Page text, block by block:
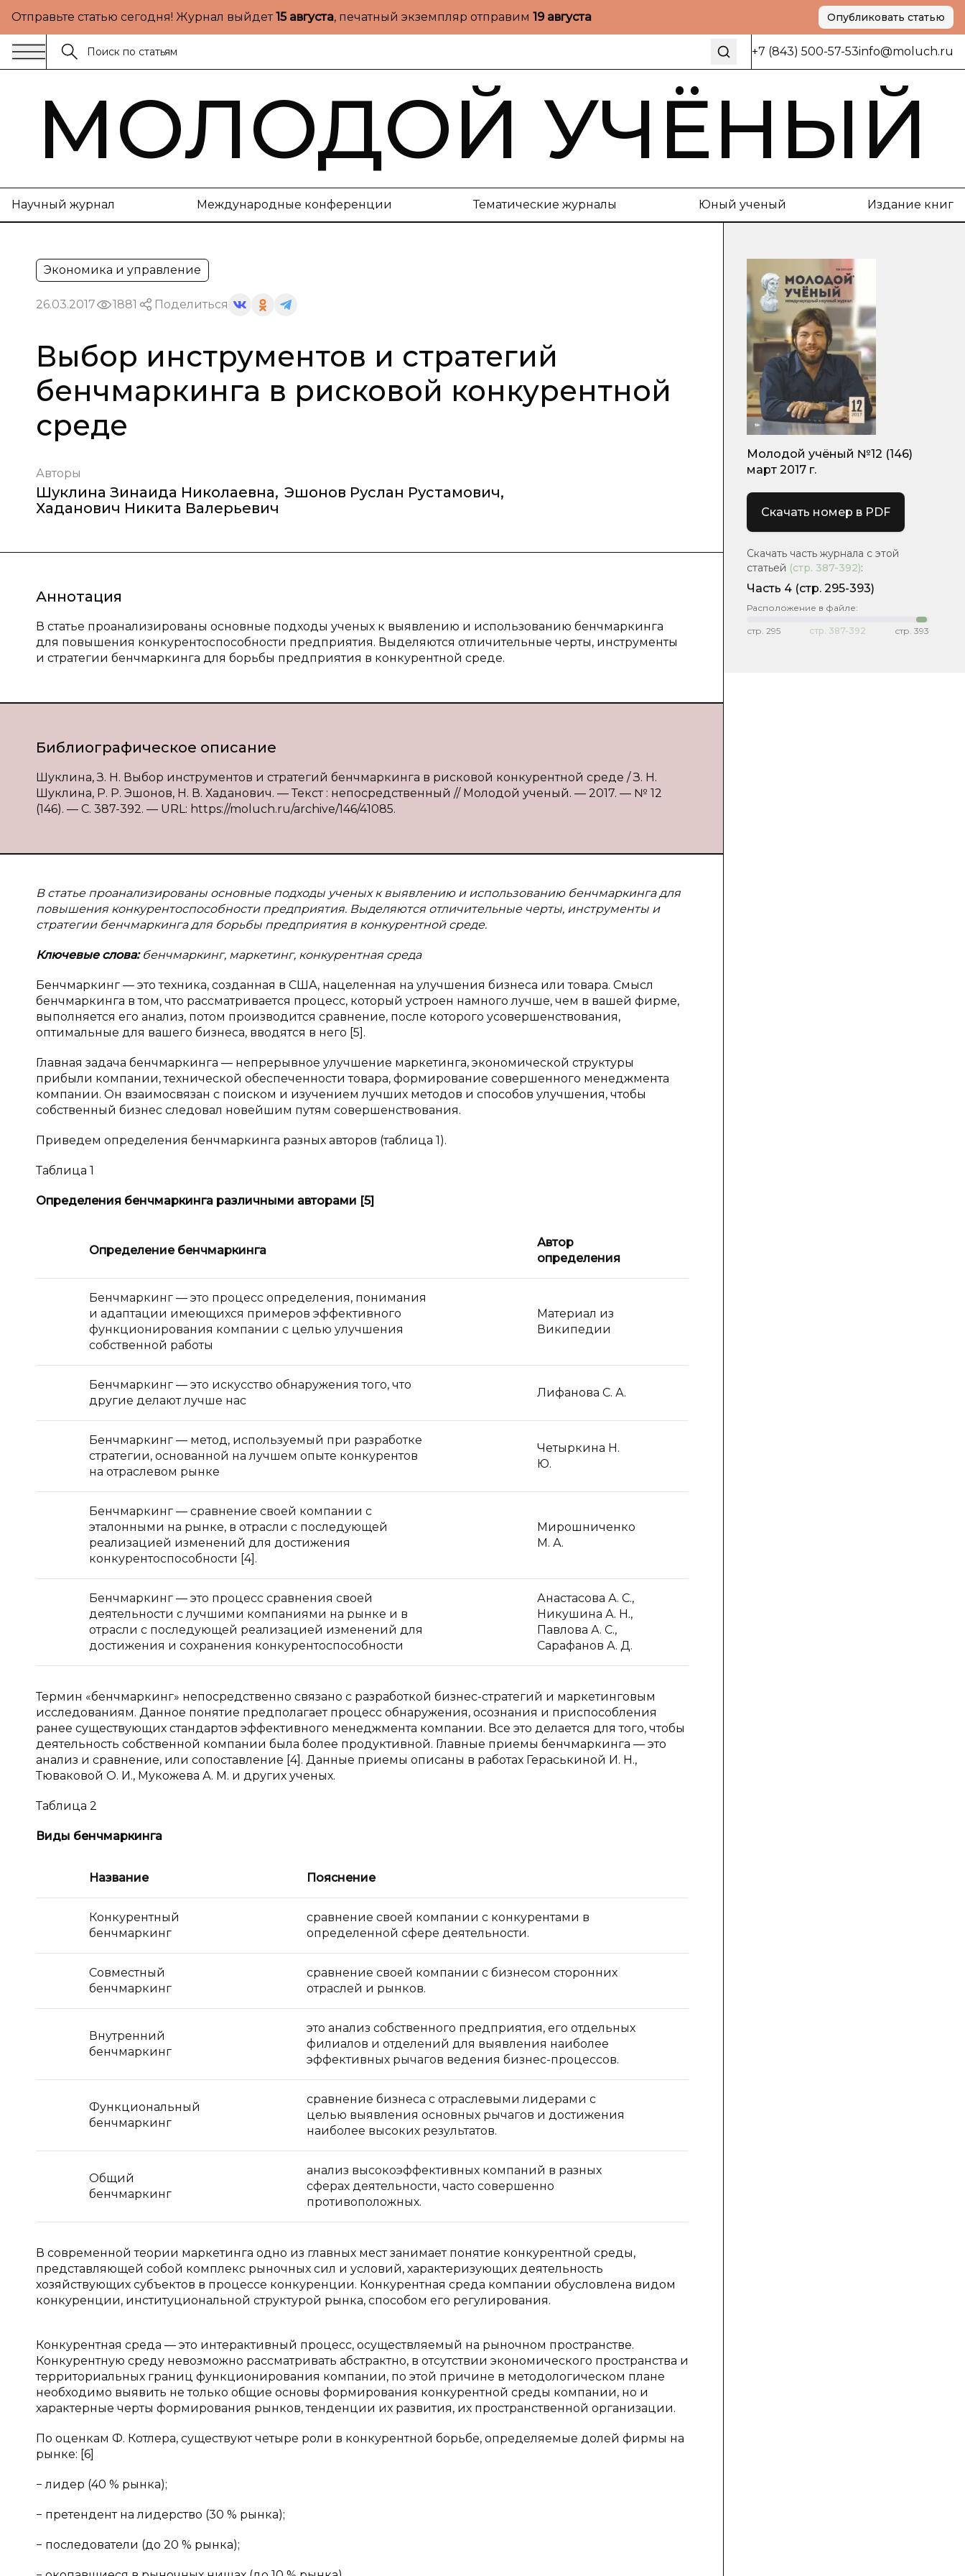
Отправьте статью сегодня! Журнал выйдет15 августа, печатный экземпляр отправим 19 августа Опубликовать статью
+7 (843) 500-57-53info@moluch.ru
МОЛОДОЙ УЧЁНЫЙ
Научный журнал Международные конференции Тематические журналы Юный ученый Издание книг
Экономика и управление
26.03.2017 1881 Поделиться
Выбор инструментов и стратегий
бенчмаркинга в рисковой конкурентной
среде
Авторы
Шуклина Зинаида Николаевна, Эшонов Руслан Рустамович,
Хаданович Никита Валерьевич
Аннотация
В статье проанализированы основные подходы ученых к выявлению и использованию бенчмаркинга
для повышения конкурентоспособности предприятия. Выделяются отличительные черты, инструменты
и стратегии бенчмаркинга для борьбы предприятия в конкурентной среде.
Библиографическое описание
Шуклина, З. Н. Выбор инструментов и стратегий бенчмаркинга в рисковой конкурентной среде / З. Н.
Шуклина, Р. Р. Эшонов, Н. В. Хаданович. — Текст : непосредственный // Молодой ученый. — 2017. — № 12
(146). — С. 387-392. — URL: https://moluch.ru/archive/146/41085.
В статье проанализированы основные подходы ученых к выявлению и использованию бенчмаркинга для
повышения конкурентоспособности предприятия. Выделяются отличительные черты, инструменты и
стратегии бенчмаркинга для борьбы предприятия в конкурентной среде.
Ключевые слова:бенчмаркинг, маркетинг, конкурентная среда
Бенчмаркинг — это техника, созданная в США, нацеленная на улучшения бизнеса или товара. Смысл
бенчмаркинга в том, что рассматривается процесс, который устроен намного лучше, чем в вашей фирме,
выполняется его анализ, потом производится сравнение, после которого усовершенствования,
оптимальные для вашего бизнеса, вводятся в него [5].
Главная задача бенчмаркинга — непрерывное улучшение маркетинга, экономической структуры
прибыли компании, технической обеспеченности товара, формирование совершенного менеджмента
компании. Он взаимосвязан с поиском и изучением лучших методов и способов улучшения, чтобы
собственный бизнес следовал новейшим путям совершенствования.
Приведем определения бенчмаркинга разных авторов (таблица 1).
Таблица 1
Определения бенчмаркинга различными авторами [5]
Определение бенчмаркинга
Автор
определения
Бенчмаркинг — это процесс определения, понимания
и адаптации имеющихся примеров эффективного
функционирования компании с целью улучшения
собственной работы
Материал из
Википедии
Бенчмаркинг — это искусство обнаружения того, что
другие делают лучше нас
Лифанова С. А.
Бенчмаркинг — метод, используемый при разработке
стратегии, основанной на лучшем опыте конкурентов
на отраслевом рынке
Четыркина Н.
Ю.
Бенчмаркинг — сравнение своей компании с
эталонными на рынке, в отрасли с последующей
реализацией изменений для достижения
конкурентоспособности [4].
Мирошниченко
М. А.
Бенчмаркинг — это процесс сравнения своей
деятельности с лучшими компаниями на рынке и в
отрасли с последующей реализацией изменений для
достижения и сохранения конкурентоспособности
Анастасова А. С.,
Никушина А. Н.,
Павлова А. С.,
Сарафанов А. Д.
Термин «бенчмаркинг» непосредственно связано с разработкой бизнес-стратегий и маркетинговым
исследованиям. Данное понятие предполагает процесс обнаружения, осознания и приспособления
ранее существующих стандартов эффективного менеджмента компании. Все это делается для того, чтобы
деятельность собственной компании была более продуктивной. Главные приемы бенчмаркинга — это
анализ и сравнение, или сопоставление [4]. Данные приемы описаны в работах Гераськиной И. Н.,
Тюваковой О. И., Мукожева А. М. и других ученых.
Таблица 2
Виды бенчмаркинга
Название Пояснение
Конкурентный
бенчмаркинг
сравнение своей компании с конкурентами в
определенной сфере деятельности.
Совместный
бенчмаркинг
сравнение своей компании с бизнесом сторонних
отраслей и рынков.
Внутренний
бенчмаркинг
это анализ собственного предприятия, его отдельных
филиалов и отделений для выявления наиболее
эффективных рычагов ведения бизнес-процессов.
Функциональный
бенчмаркинг
сравнение бизнеса с отраслевыми лидерами с
целью выявления основных рычагов и достижения
наиболее высоких результатов.
Общий
бенчмаркинг
анализ высокоэффективных компаний в разных
сферах деятельности, часто совершенно
противоположных.
В современной теории маркетинга одно из главных мест занимает понятие конкурентной среды,
представляющей собой комплекс рыночных сил и условий, характеризующих деятельность
хозяйствующих субъектов в процессе конкуренции. Конкурентная среда компании обусловлена видом
конкуренции, институциональной структурой рынка, способом его регулирования.
Конкурентная среда — это интерактивный процесс, осуществляемый на рыночном пространстве.
Конкурентную среду невозможно рассматривать абстрактно, в отсутствии экономического пространства и
территориальных границ функционирования компании, по этой причине в методологическом плане
необходимо выявить не только общие основы формирования конкурентной среды компании, но и
характерные черты формирования рынков, тенденции их развития, их пространственной организации.
По оценкам Ф. Котлера, существуют четыре роли в конкурентной борьбе, определяемые долей фирмы на
рынке: [6]
− лидер (40 % рынка);
− претендент на лидерство (30 % рынка);
− последователи (до 20 % рынка);
Молодой учёный №12 (146)
март 2017 г.
Скачать номер в PDF
Скачать часть журнала с этой
статьей (стр. 387-392):
Часть 4 (cтр. 295-393)
Расположение в файле:
стр. 295 стр. 387-392 стр. 393